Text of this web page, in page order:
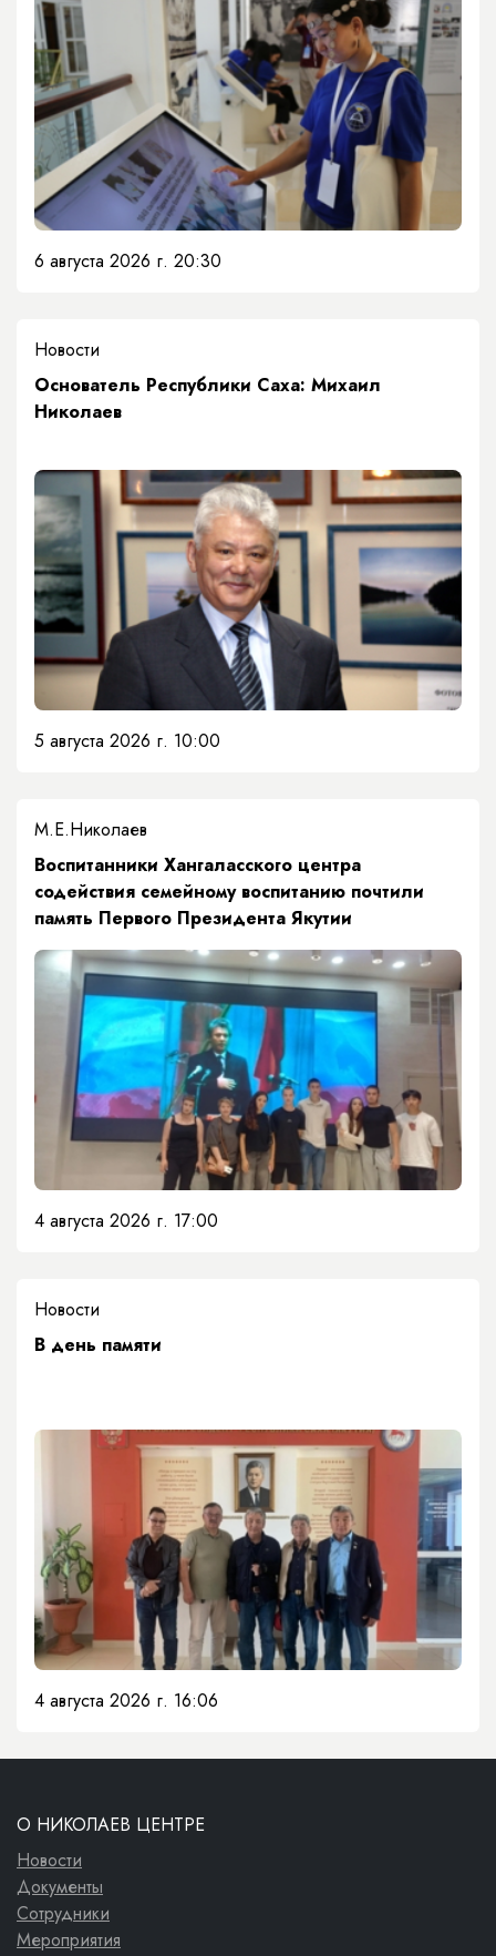
6 августа 2026 г. 20:30
Новости
Основатель Республики Саха: Михаил
Николаев
5 августа 2026 г. 10:00
М.Е.Николаев
​Воспитанники Хангаласского центра
содействия семейному воспитанию почтили
память Первого Президента Якутии
4 августа 2026 г. 17:00
Новости
​В день памяти
4 августа 2026 г. 16:06
О НИКОЛАЕВ ЦЕНТРЕ
Новости
Документы
Сотрудники
Мероприятия